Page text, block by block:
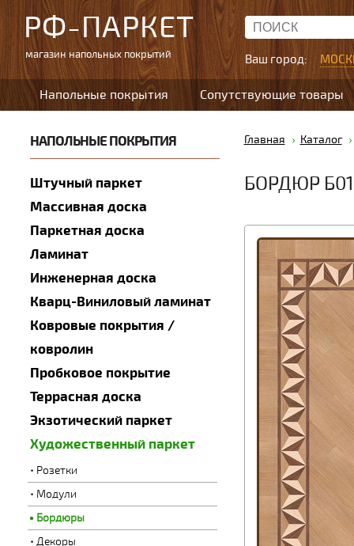
РФ-ПАРКЕТ
магазин напольных покрытий Ваш город:
Напольные покрытия Сопутствующие товары
НАПОЛЬНЫЕ ПОКРЫТИЯ
Штучный паркет
Массивная доска
Паркетная доска
Ламинат
Инженерная доска
Кварц-Виниловый ламинат
Ковровые покрытия /
ковролин
Пробковое покрытие
Террасная доска
Экзотический паркет
Художественный паркет
Розетки
Модули
Бордюры
Декоры
Главная Каталог
БОРДЮР